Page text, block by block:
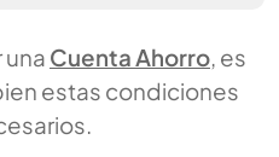
Cuenta Ahorro , es
estas condiciones